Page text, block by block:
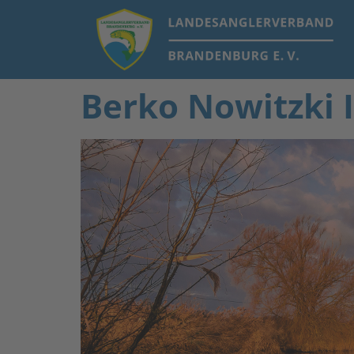
Berko Nowitzki